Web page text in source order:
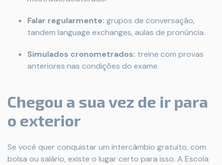
Falar regularmente: grupos de conversação,
tandem language exchanges, aulas de pronúncia.
Simulados cronometrados: treine com provas
anteriores nas condições do exame.
Chegou a sua vez de ir para
o exterior
Se você quer conquistar um intercâmbio gratuito, com
bolsa ou salário, existe o lugar certo para isso. A Escola